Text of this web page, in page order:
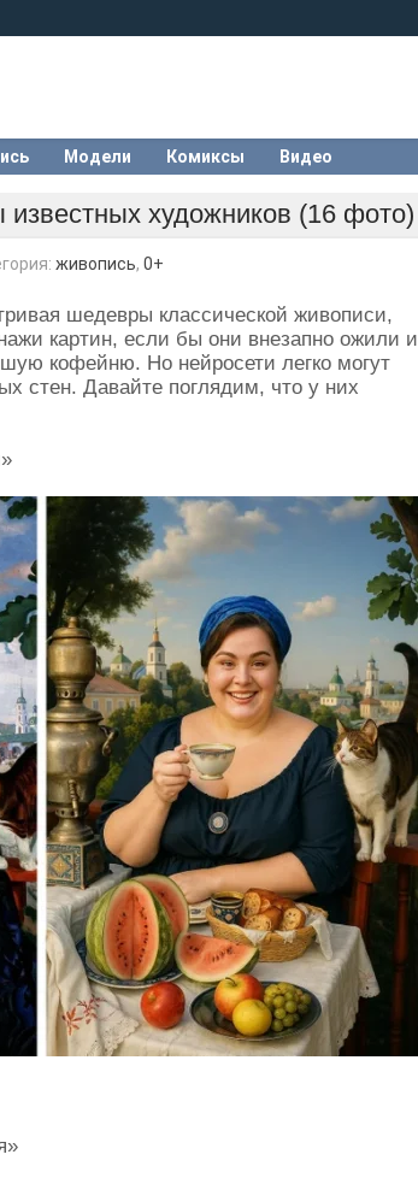
Модели Комиксы Видео
художников (16 фото)
живопись, 0+
шедевры классической живописи,
картин, если бы они внезапно ожили и
кофейню. Но нейросети легко могут
стен. Давайте поглядим, что у них